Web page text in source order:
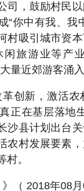
司，鼓励村民
“你中有我、我
村吸引城市资
旅游业等产
大量近郊游客涌
革创新，激活
正在基层落地
沙县计划出台
农村发展要素
村。
》（ 2018年08月